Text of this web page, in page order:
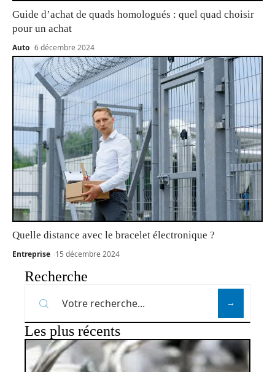
Guide d’achat de quads homologués : quel quad choisir
pour un achat
Auto 6 décembre 2024
Quelle distance avec le bracelet électronique ?
Entreprise 15 décembre 2024
Recherche
Les plus récents